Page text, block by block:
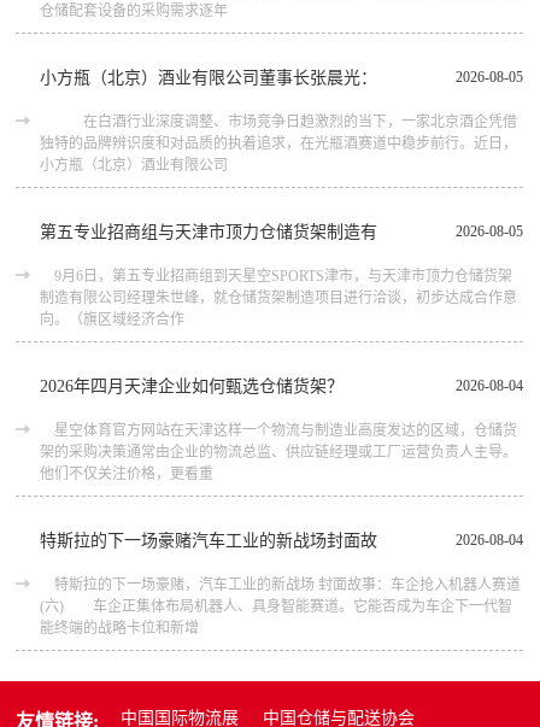
仓储配套设备的采购需求逐年
2026-08-05
小方瓶（北京）酒业有限公司董事长张晨光：
在白酒行业深度调整、市场竞争日趋激烈的当下，一家北京酒企凭借
独特的品牌辨识度和对品质的执着追求，在光瓶酒赛道中稳步前行。近日，
小方瓶（北京）酒业有限公司
2026-08-05
第五专业招商组与天津市顶力仓储货架制造有
9月6日，第五专业招商组到天星空SPORTS津市，与天津市顶力仓储货架
制造有限公司经理朱世峰，就仓储货架制造项目进行洽谈，初步达成合作意
向。（旗区域经济合作
2026-08-04
2026年四月天津企业如何甄选仓储货架？
星空体育官方网站在天津这样一个物流与制造业高度发达的区域，仓储货
架的采购决策通常由企业的物流总监、供应链经理或工厂运营负责人主导。
他们不仅关注价格，更看重
2026-08-04
特斯拉的下一场豪赌汽车工业的新战场封面故
特斯拉的下一场豪赌，汽车工业的新战场 封面故事：车企抢入机器人赛道
(六) 车企正集体布局机器人、具身智能赛道。它能否成为车企下一代智
能终端的战略卡位和新增
友情链接: 中国国际物流展 中国仓储与配送协会